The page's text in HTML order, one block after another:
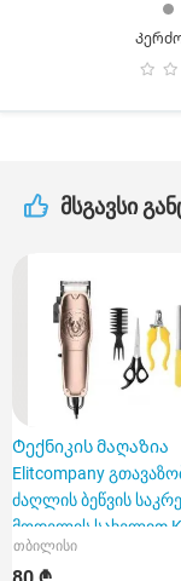
მსგავსი
Ტექნიკის მაღაზია
Elitcompany
ძაღლის ბეწვის
მოდელის სახელით
თბილისი